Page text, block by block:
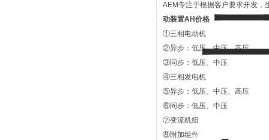
AEM专注于根据客户要求开发，
动装置AH价格
①三相电动机
②异步：低压、中压、高压
③同步：低压、中压
④三相发电机
⑤异步：低压、中压、高压
⑥同步：低压、中压
⑦变流机组
⑧附加组件